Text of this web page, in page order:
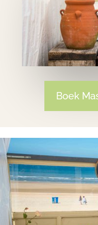
Boek